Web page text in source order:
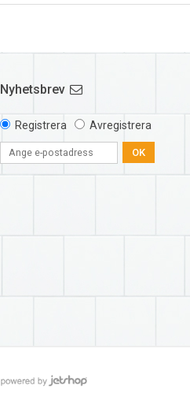
Nyhetsbrev
Registrera Avregistrera
OK